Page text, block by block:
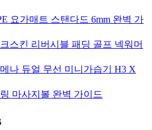
요가매트 스탠다드 6mm 완벽 가
스킨 리버시블 패딩 골프 넥워머
나 듀얼 무선 미니가습기 H3 X
마사지볼 완벽 가이드